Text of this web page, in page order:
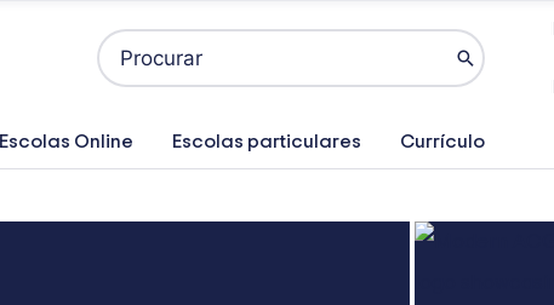
Search
for:
Escolas Online Escolas particulares Currículo